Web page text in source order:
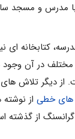
با ۱۲۶ حجره و با مدرس
کتابخانه اى
مختلف در آن
از دیگر تلاش
هاى خطى از نوشته
گرانسنگ از گذشته